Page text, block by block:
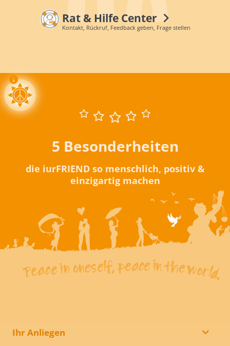
Rat & Hilfe Center
Kontakt, Rückruf, Feedback geben, Frage stellen
5 Besonderheiten
die iurFRIEND so menschlich, positiv &
einzigartig machen
Ihr Anliegen